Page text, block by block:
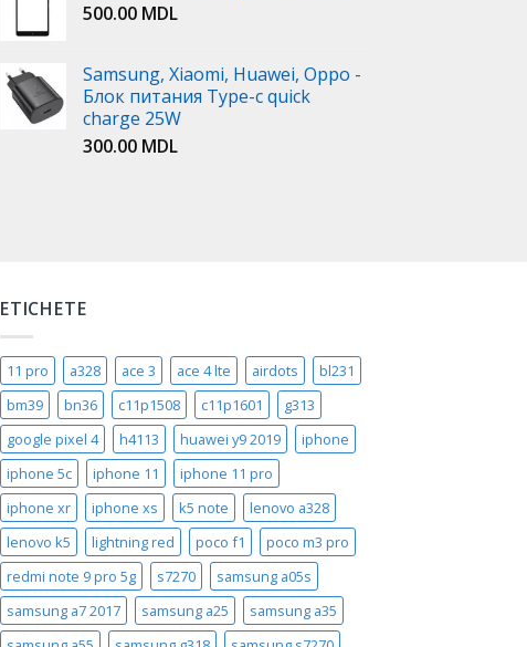
500.00 MDL
Samsung, Xiaomi, Huawei, Oppo -
Блок питания Type-c quick
charge 25W
300.00 MDL
ETICHETE
11 pro a328 ace 3 ace 4 lte airdots
bl231
bm39
bn36 c11p1508 c11p1601
g313
google pixel 4
h4113 huawei y9 2019
iphone
iphone 5c
iphone 11
iphone 11 pro
iphone xr
iphone xs k5 note
lenovo a328
lenovo k5
lightning red poco f1
poco m3 pro
redmi note 9 pro 5g
s7270
samsung a05s
samsung a7 2017
samsung a25
samsung a35